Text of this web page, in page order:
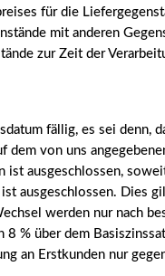
für die
mit anderen
zur Zeit der
fällig, es sei denn,
von uns
ist ausgeschlossen,
ausgeschlossen. Dies
werden nur nach
% über dem
an Erstkunden nur